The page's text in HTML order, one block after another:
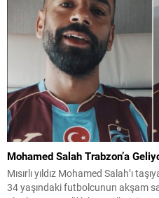
Mohamed Salah Trabzon’a
Mısırlı yıldız Mohamed Salah’ı
34 yaşındaki futbolcunun akşam